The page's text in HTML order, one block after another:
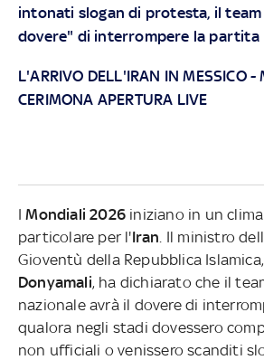
intonati slogan di protesta, il team
dovere" di interrompere la partita
L'ARRIVO DELL'IRAN IN MESSICO-
CERIMONA APERTURA LIVE
IMondiali 2026 iniziano in un
particolare per l'Iran . Il ministro
Gioventù della Repubblica Islamica,
Donyamali, ha dichiarato che il
nazionale avrà il dovere di
qualora negli stadi dovessero
non ufficiali o venissero scanditi